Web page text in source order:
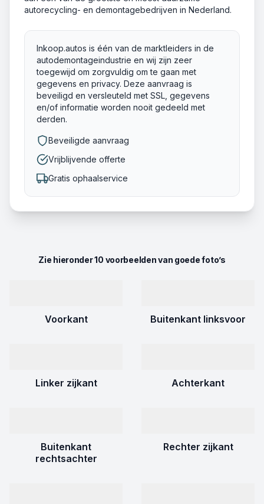
autorecycling- en demontagebedrijven in Nederland.
Inkoop.autos is één van de marktleiders in de
autodemontageindustrie en wij zijn zeer
toegewijd om zorgvuldig om te gaan met
gegevens en privacy. Deze aanvraag is
beveiligd en versleuteld met SSL, gegevens
en/of informatie worden nooit gedeeld met
derden.
Beveiligde aanvraag
Vrijblijvende offerte
Gratis ophaalservice
Zie hieronder 10 voorbeelden van goede foto’s
Voorkant Buitenkant linksvoor
Linker zijkant Achterkant
Buitenkant
rechtsachter
Rechter zijkant